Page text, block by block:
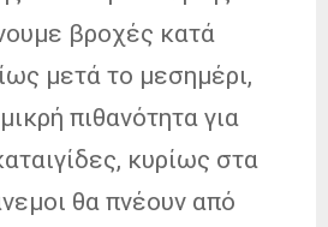
βροχές κατά
μετά το μεσημέρι,
πιθανότητα για
κυρίως στα
θα πνέουν από